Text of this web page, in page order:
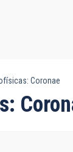
Coronae